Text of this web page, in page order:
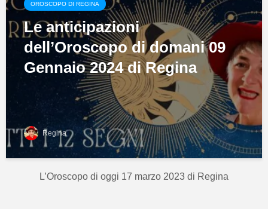
OROSCOPO DI REGINA
Le anticipazioni
dell’Oroscopo di domani 09
Gennaio 2024 di Regina
Regina
L’Oroscopo di oggi 17 marzo 2023 di Regina